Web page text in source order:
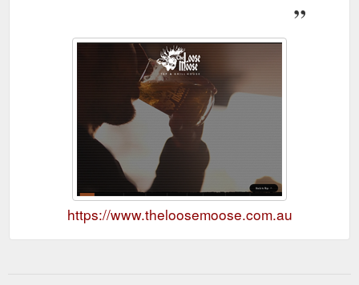
https://www.theloosemoose.com.au